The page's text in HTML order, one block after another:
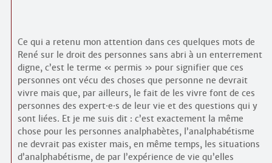
Ce qui a retenu mon attention dans ces quelques mots de
René sur le droit des personnes sans abri à un enterrement
digne, c’est le terme « permis » pour signifier que ces
personnes ont vécu des choses que personne ne devrait
vivre mais que, par ailleurs, le fait de les vivre font de ces
personnes des expert·e·s de leur vie et des questions qui y
sont liées. Et je me suis dit : c’est exactement la même
chose pour les personnes analphabètes, l’analphabétisme
ne devrait pas exister mais, en même temps, les situations
d’analphabétisme, de par l’expérience de vie qu’elles